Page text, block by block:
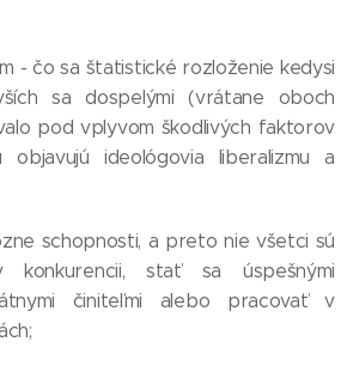
- čo sa štatistické rozloženie kedysi
sa dospelými (vrátane oboch
pod vplyvom škodlivých faktorov
ideológovia liberalizmu a
schopnosti, a preto nie všetci sú
stať sa úspešnými
činiteľmi alebo pracovať v